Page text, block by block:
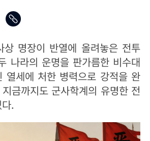
상 명장이 반열에 올려놓은 전투
나라의 운명을 판가름한 비수대
열세에 처한 병력으로 강적을 완
금까지도 군사학계의 유명한 전
.